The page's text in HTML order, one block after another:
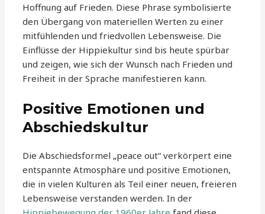
Hoffnung auf Frieden. Diese Phrase symbolisierte
den Übergang von materiellen Werten zu einer
mitfühlenden und friedvollen Lebensweise. Die
Einflüsse der Hippiekultur sind bis heute spürbar
und zeigen, wie sich der Wunsch nach Frieden und
Freiheit in der Sprache manifestieren kann.
Positive Emotionen und
Abschiedskultur
Die Abschiedsformel „peace out“ verkörpert eine
entspannte Atmosphäre und positive Emotionen,
die in vielen Kulturen als Teil einer neuen, freieren
Lebensweise verstanden werden. In der